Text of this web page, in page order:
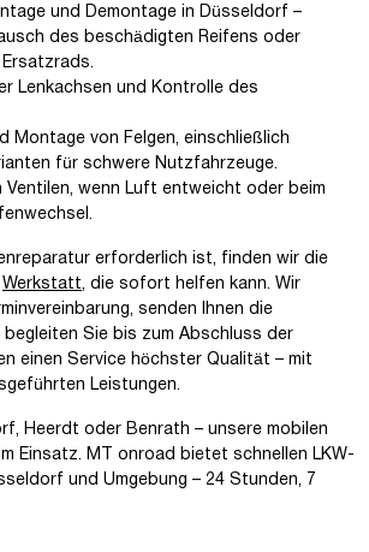
und Demontage in Düsseldorf –
des beschädigten Reifens oder
Lenkachsen und Kontrolle des
Montage von Felgen, einschließlich
für schwere Nutzfahrzeuge.
Ventilen, wenn Luft entweicht oder beim
erforderlich ist, finden wir die
Werkstatt, die sofort helfen kann. Wir
senden Ihnen die
Sie bis zum Abschluss der
einen Service höchster Qualität – mit
Leistungen.
Heerdt oder Benrath – unsere mobilen
Einsatz. MT onroad bietet schnellen LKW-
und Umgebung – 24 Stunden, 7